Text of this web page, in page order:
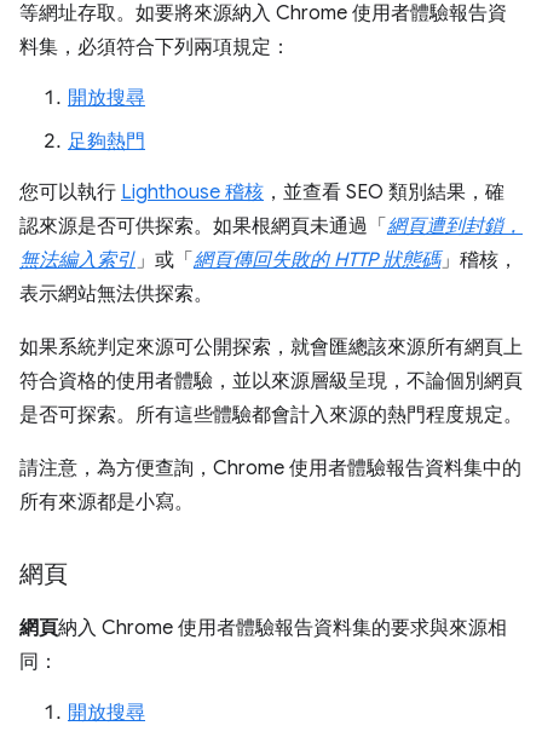
等網址存取。如要將來源納入 Chrome 使用者體驗報告資
料集，必須符合下列兩項規定：
開放搜尋
足夠熱門
您可以執行 Lighthouse 稽核 ，並查看 SEO 類別結果，確
認來源是否可供探索。如果根網頁未通過「 網頁遭到封鎖，
無法編入索引」或「 網頁傳回失敗的 HTTP 狀態碼」稽核，
表示網站無法供探索。
如果系統判定來源可公開探索，就會匯總該來源所有網頁上
符合資格的使用者體驗，並以來源層級呈現，不論個別網頁
是否可探索。所有這些體驗都會計入來源的熱門程度規定。
請注意，為方便查詢，Chrome 使用者體驗報告資料集中的
所有來源都是小寫。
網頁
網頁納入 Chrome 使用者體驗報告資料集的要求與來源相
同：
開放搜尋